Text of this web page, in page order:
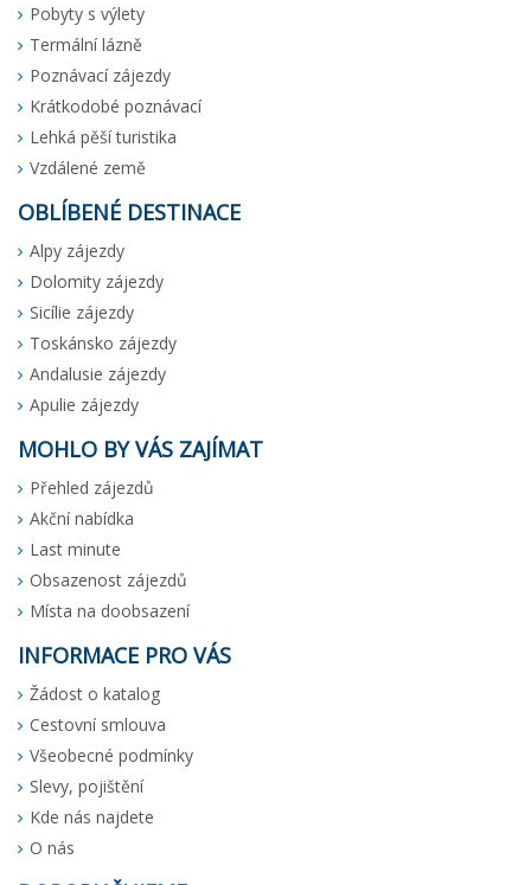
Pobyty s výlety
Termální lázně
Poznávací zájezdy
Krátkodobé poznávací
Lehká pěší turistika
Vzdálené země
OBLÍBENÉ DESTINACE
Alpy zájezdy
Dolomity zájezdy
Sicílie zájezdy
Toskánsko zájezdy
Andalusie zájezdy
Apulie zájezdy
MOHLO BY VÁS ZAJÍMAT
Přehled zájezdů
Akční nabídka
Last minute
Obsazenost zájezdů
Místa na doobsazení
INFORMACE PRO VÁS
Žádost o katalog
Cestovní smlouva
Všeobecné podmínky
Slevy, pojištění
Kde nás najdete
O nás